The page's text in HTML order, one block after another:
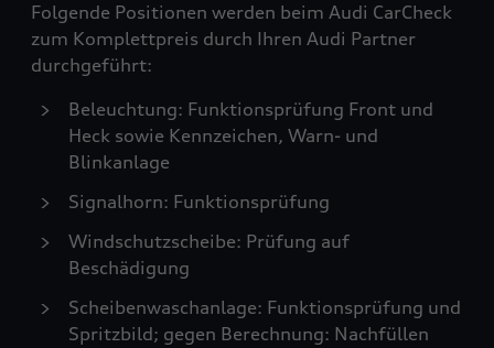
Folgende Positionen werden beim Audi CarCheck
zum Komplettpreis durch Ihren Audi Partner
durchgeführt:
Beleuchtung: Funktionsprüfung Front und
Heck sowie Kennzeichen, Warn- und
Blinkanlage
Signalhorn: Funktionsprüfung
Windschutzscheibe: Prüfung auf
Beschädigung
Scheibenwaschanlage: Funktionsprüfung und
Spritzbild; gegen Berechnung: Nachfüllen